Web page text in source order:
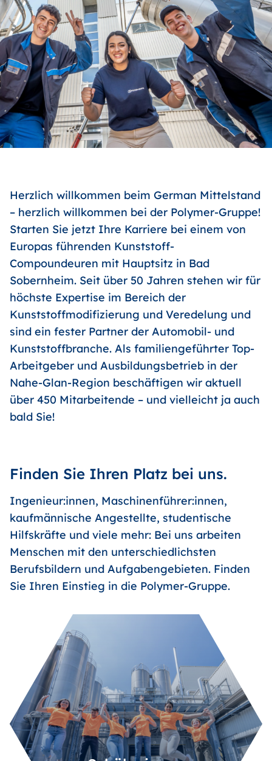
Herzlich willkommen beim German Mittelstand
– herzlich willkommen bei der Polymer-Gruppe!
Starten Sie jetzt Ihre Karriere bei einem von
Europas führenden Kunststoff-
Compoundeuren mit Hauptsitz in Bad
Sobernheim. Seit über 50 Jahren stehen wir für
höchste Expertise im Bereich der
Kunststoffmodifizierung und Veredelung und
sind ein fester Partner der Automobil- und
Kunststoffbranche. Als familiengeführter Top-
Arbeitgeber und Ausbildungsbetrieb in der
Nahe-Glan-Region beschäftigen wir aktuell
über 450 Mitarbeitende – und vielleicht ja auch
bald Sie!
Finden Sie Ihren Platz bei uns.
Ingenieur:innen, Maschinenführer:innen,
kaufmännische Angestellte, studentische
Hilfskräfte und viele mehr: Bei uns arbeiten
Menschen mit den unterschiedlichsten
Berufsbildern und Aufgabengebieten. Finden
Sie Ihren Einstieg in die Polymer-Gruppe.